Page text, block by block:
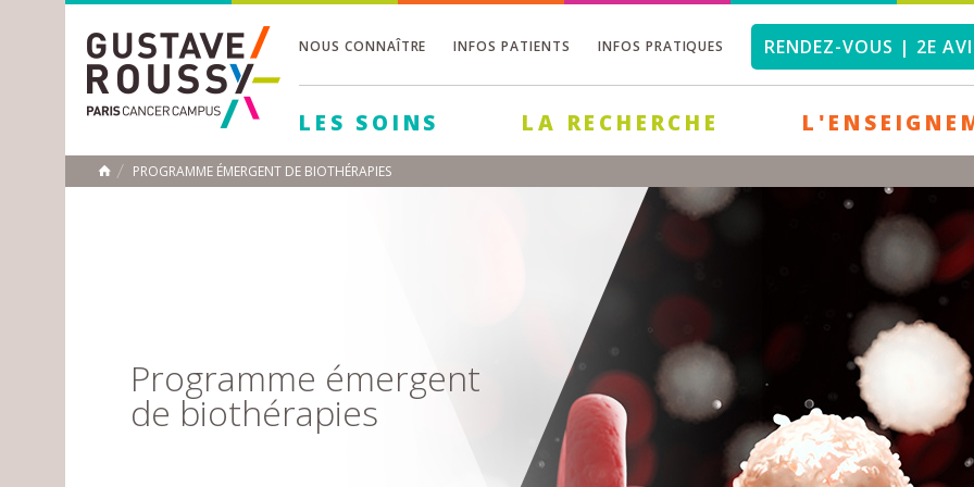
NOUS CONNAÎTRE INFOS PATIENTS INFOS PRATIQUES RENDEZ-VOUS | 2E
LES SOINS LA RECHERCHE
ACCUEIL
PROGRAMME ÉMERGENT DE BIOTHÉRAPIES
Programme émergent
de biothérapies